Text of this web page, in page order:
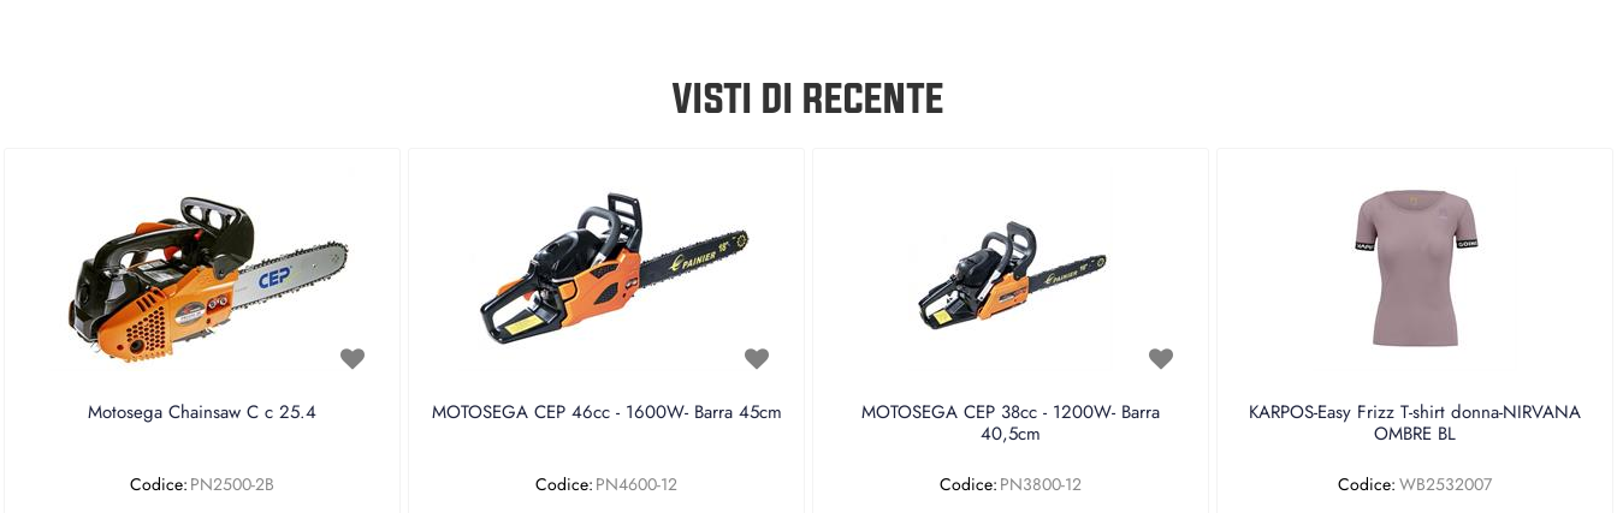
VISTI DI RECENTE
Motosega Chainsaw C c 25.4
Codice: PN2500-2B
MOTOSEGA CEP 46cc - 1600W- Barra 45cm
Codice: PN4600-12
MOTOSEGA CEP 38cc - 1200W- Barra
40,5cm
Codice: PN3800-12
KARPOS-Easy Frizz T-shirt donna-NIRVANA
OMBRE BL
Codice: WB2532007